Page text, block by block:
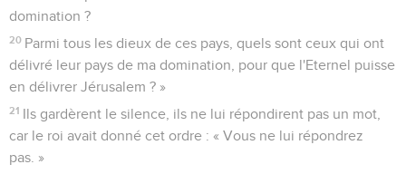
domination ?
20 Parmi tous les dieux de ces pays, quels sont ceux qui ont
délivré leur pays de ma domination, pour que l'Eternel puisse
en délivrer Jérusalem ? »
21 Ils gardèrent le silence, ils ne lui répondirent pas un mot,
car le roi avait donné cet ordre : « Vous ne lui répondrez
pas. »